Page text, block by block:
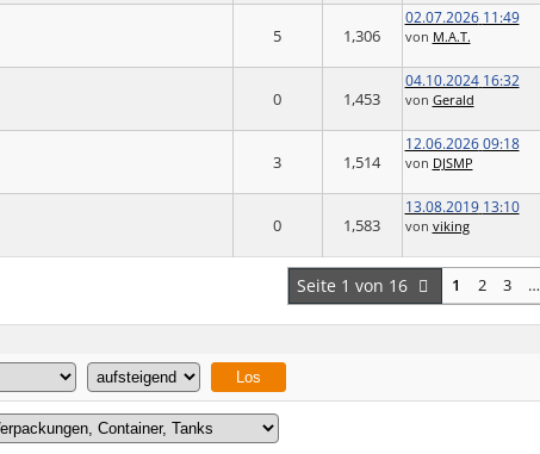
5 1,306
02.07.2026 11:49
von M.A.T.
0 1,453
04.10.2024 16:32
von Gerald
3 1,514
12.06.2026 09:18
von DJSMP
0 1,583
13.08.2019 13:10
von viking
Seite 1 von 16 1 2 3 …